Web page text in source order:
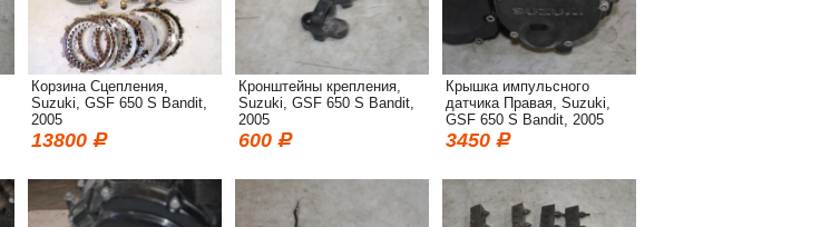
Корзина Сцепления,
Suzuki, GSF 650 S Bandit,
2005
13800
Кронштейны крепления,
Suzuki, GSF 650 S Bandit,
2005
600
Крышка импульсного
датчика Правая, Suzuki,
GSF 650 S Bandit, 2005
3450